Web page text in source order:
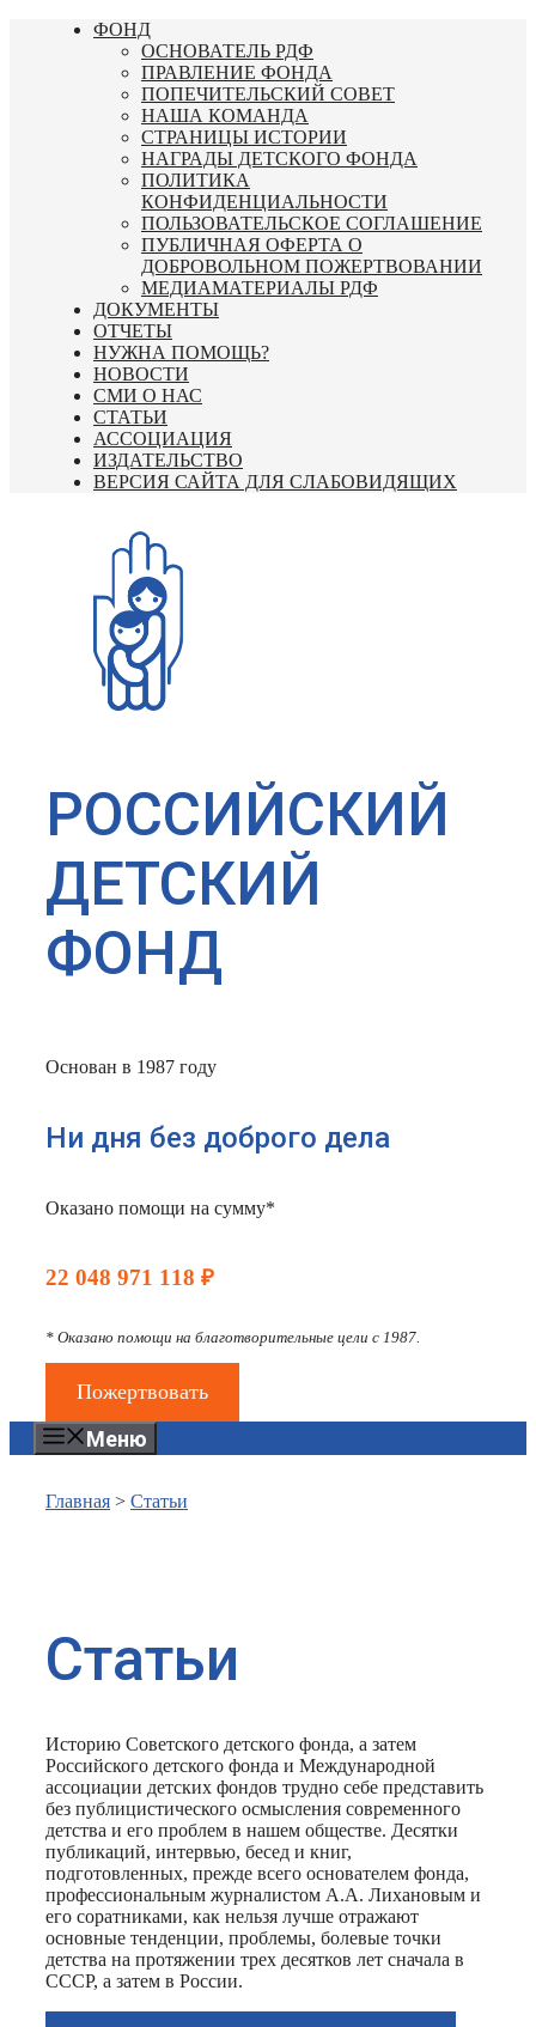
Перейти
ФОНД
ОСНОВАТЕЛЬ РДФ
ПРАВЛЕНИЕ ФОНДА
ПОПЕЧИТЕЛЬСКИЙ СОВЕТ
НАША КОМАНДА
СТРАНИЦЫ ИСТОРИИ
НАГРАДЫ ДЕТСКОГО ФОНДА
ПОЛИТИКА
КОНФИДЕНЦИАЛЬНОСТИ
ПОЛЬЗОВАТЕЛЬСКОЕ СОГЛАШЕНИЕ
ПУБЛИЧНАЯ ОФЕРТА О
ДОБРОВОЛЬНОМ ПОЖЕРТВОВАНИИ
МЕДИАМАТЕРИАЛЫ РДФ
ДОКУМЕНТЫ
ОТЧЕТЫ
НУЖНА ПОМОЩЬ?
НОВОСТИ
СМИ О НАС
СТАТЬИ
АССОЦИАЦИЯ
ИЗДАТЕЛЬСТВО
ВЕРСИЯ САЙТА ДЛЯ СЛАБОВИДЯЩИХ
РОССИЙСКИЙ
ДЕТСКИЙ
ФОНД
Основан в 1987 году
Ни дня без доброго дела
Оказано помощи на сумму*
22 048 971 118 ₽
* Оказано помощи на благотворительные цели с 1987.
Пожертвовать
Меню
Главная > Статьи
Статьи
Историю Советского детского фонда, а затем
Российского детского фонда и Международной
ассоциации детских фондов трудно себе представить
без публицистического осмысления современного
детства и его проблем в нашем обществе. Десятки
публикаций, интервью, бесед и книг,
подготовленных, прежде всего основателем фонда,
профессиональным журналистом А.А. Лихановым и
его соратниками, как нельзя лучше отражают
основные тенденции, проблемы, болевые точки
детства на протяжении трех десятков лет сначала в
СССР, а затем в России.